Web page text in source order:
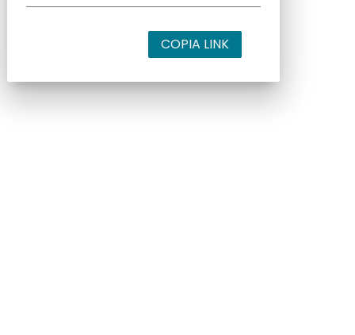
COPIA LINK